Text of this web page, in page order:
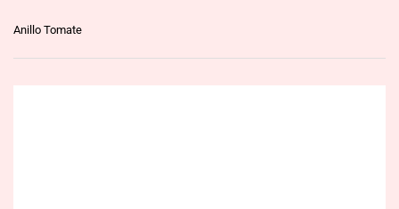
Anillo Tomate